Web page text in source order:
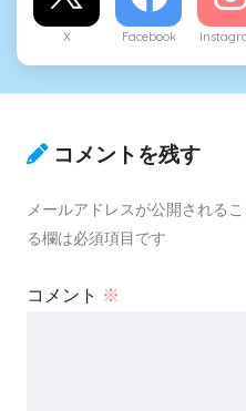
X Facebook
コメントを残す
メールアドレスが公開されるこ
る欄は必須項目です
コメント ※